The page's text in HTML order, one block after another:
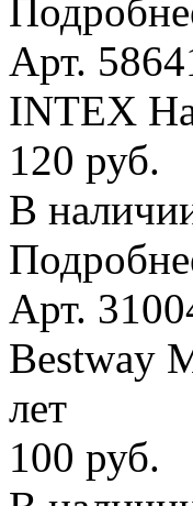
Арт.
INTEX
120 руб.
В
Арт.
Bestway
лет
100 руб.